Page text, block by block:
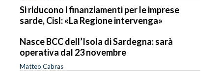
Si riducono i finanziamenti per le imprese
sarde, Cisl: «La Regione intervenga»
Nasce BCC dell’Isola di Sardegna: sarà
operativa dal 23 novembre
Matteo Cabras